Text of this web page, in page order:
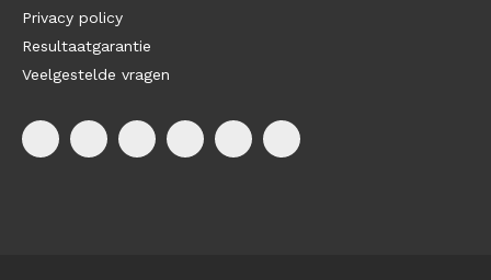
Privacy policy
Resultaatgarantie
Veelgestelde vragen